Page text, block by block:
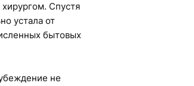
Спустя
устала от
бытовых
не